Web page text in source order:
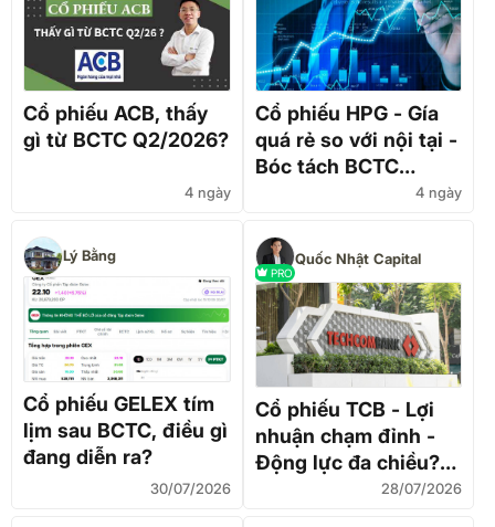
Cổ phiếu ACB, thấy
gì từ BCTC Q2/2026?
4 ngày
Cổ phiếu HPG - Gía
quá rẻ so với nội tại -
Bóc tách BCTC
4 ngày
Lý Bằng
Cổ phiếu GELEX tím
lịm sau BCTC, điều gì
đang diễn ra?
30/07/2026
PRO
Quốc Nhật Capital
Cổ phiếu TCB - Lợi
nhuận chạm đỉnh -
Động lực đa chiều?
Bóc tách BCTC28/07/2026